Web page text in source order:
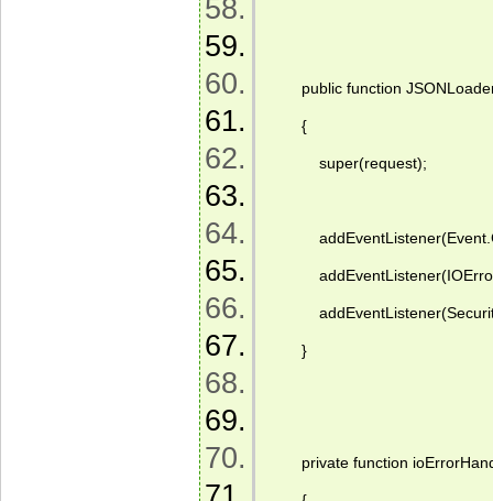
public function
{
super(request);
}
private function